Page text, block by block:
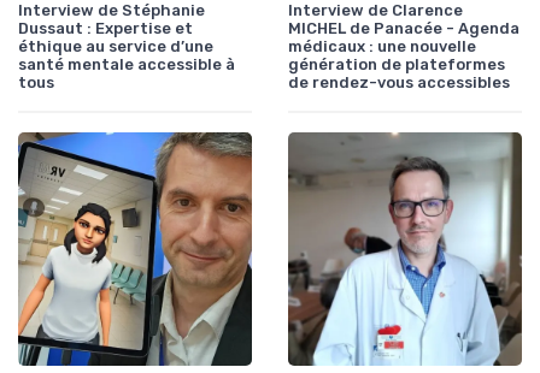
Interview de Stéphanie
Dussaut : Expertise et
éthique au service d’une
santé mentale accessible à
tous
Interview de Clarence
MICHEL de Panacée - Agenda
médicaux : une nouvelle
génération de plateformes
de rendez-vous accessibles